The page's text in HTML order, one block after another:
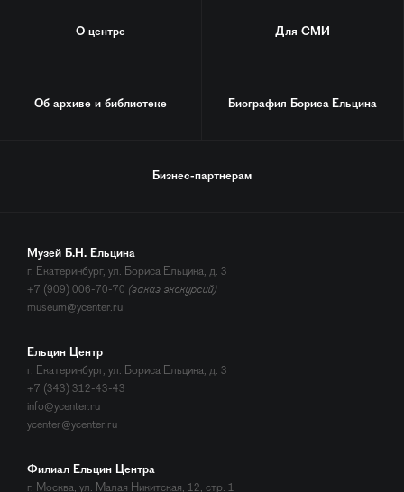
О центре Для СМИ
Об архиве и библиотеке Биография Бориса Ельцина
Бизнес-партнерам
Музей Б.Н. Ельцина
г. Екатеринбург, ул. Бориса Ельцина, д. 3
+7 (909) 006-70-70 (заказ экскурсий)
museum@ycenter.ru
Ельцин Центр
г. Екатеринбург, ул. Бориса Ельцина, д. 3
+7 (343) 312-43-43
info@ycenter.ru
ycenter@ycenter.ru
Филиал Ельцин Центра
г. Москва, ул. Малая Никитская, 12, стр. 1